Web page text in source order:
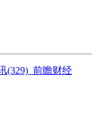
(329)_前瞻财经